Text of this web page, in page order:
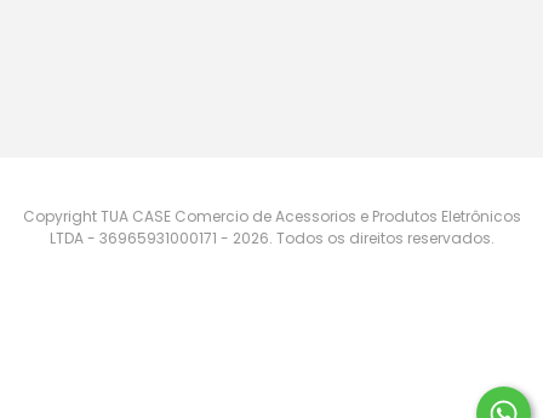
Copyright TUA CASE Comercio de Acessorios e Produtos Eletrônicos
LTDA - 36965931000171 - 2026. Todos os direitos reservados.